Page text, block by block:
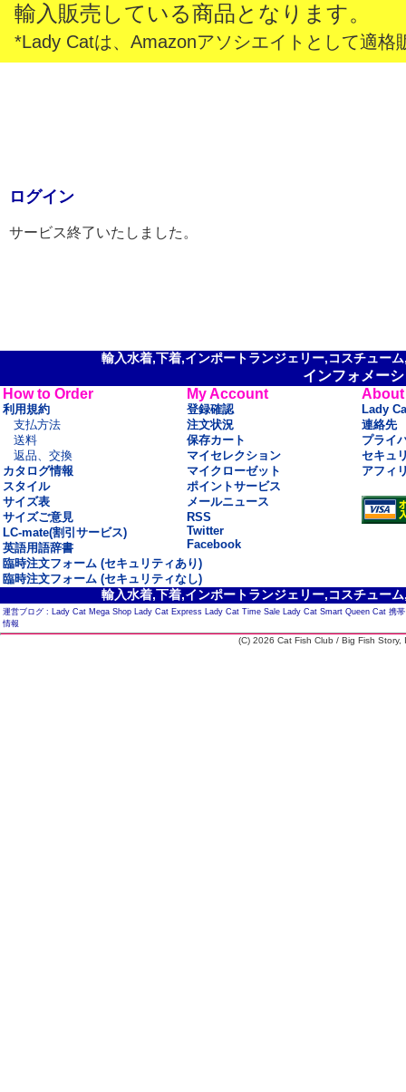
輸入販売している商品となります。
*Lady Catは、Amazonアソシエイトとして適格
ログイン
サービス終了いたしました。
輸入水着,下着,インポートランジェリー,コスチュー
インフォメー
How to Order
利用規約
支払方法
送料
返品、交換
カタログ情報
スタイル
サイズ表
サイズご意見
LC-mate(割引サービス)
英語用語辞書
My Account
登録確認
注文状況
保存カート
マイセレクション
マイクローゼット
ポイントサービス
メールニュース
RSS
Twitter
Facebook
About
Lady
連絡先
プライ
セキュ
アフィ
臨時注文フォーム (セキュリティあり)
臨時注文フォーム (セキュリティなし)
輸入水着,下着,インポートランジェリー,コスチュー
運営ブログ : Lady Cat Mega Shop Lady Cat Express Lady Cat Time Sale Lady Cat Smart Queen Cat 携
情報
(C) 2026 Cat Fish Club / Big Fish Story,